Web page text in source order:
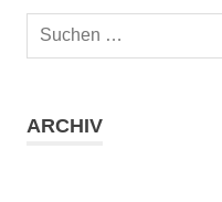
Suchen
ARCHIV